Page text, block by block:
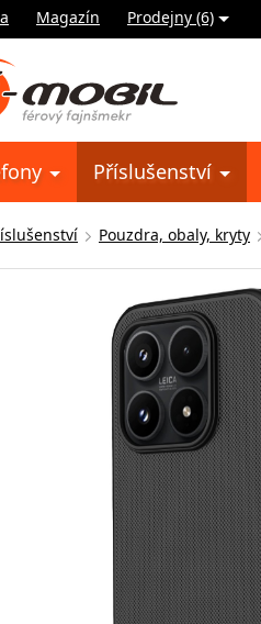
Magazín Prodejny (6)
Příslušenství
Pouzdra, obaly, kryty